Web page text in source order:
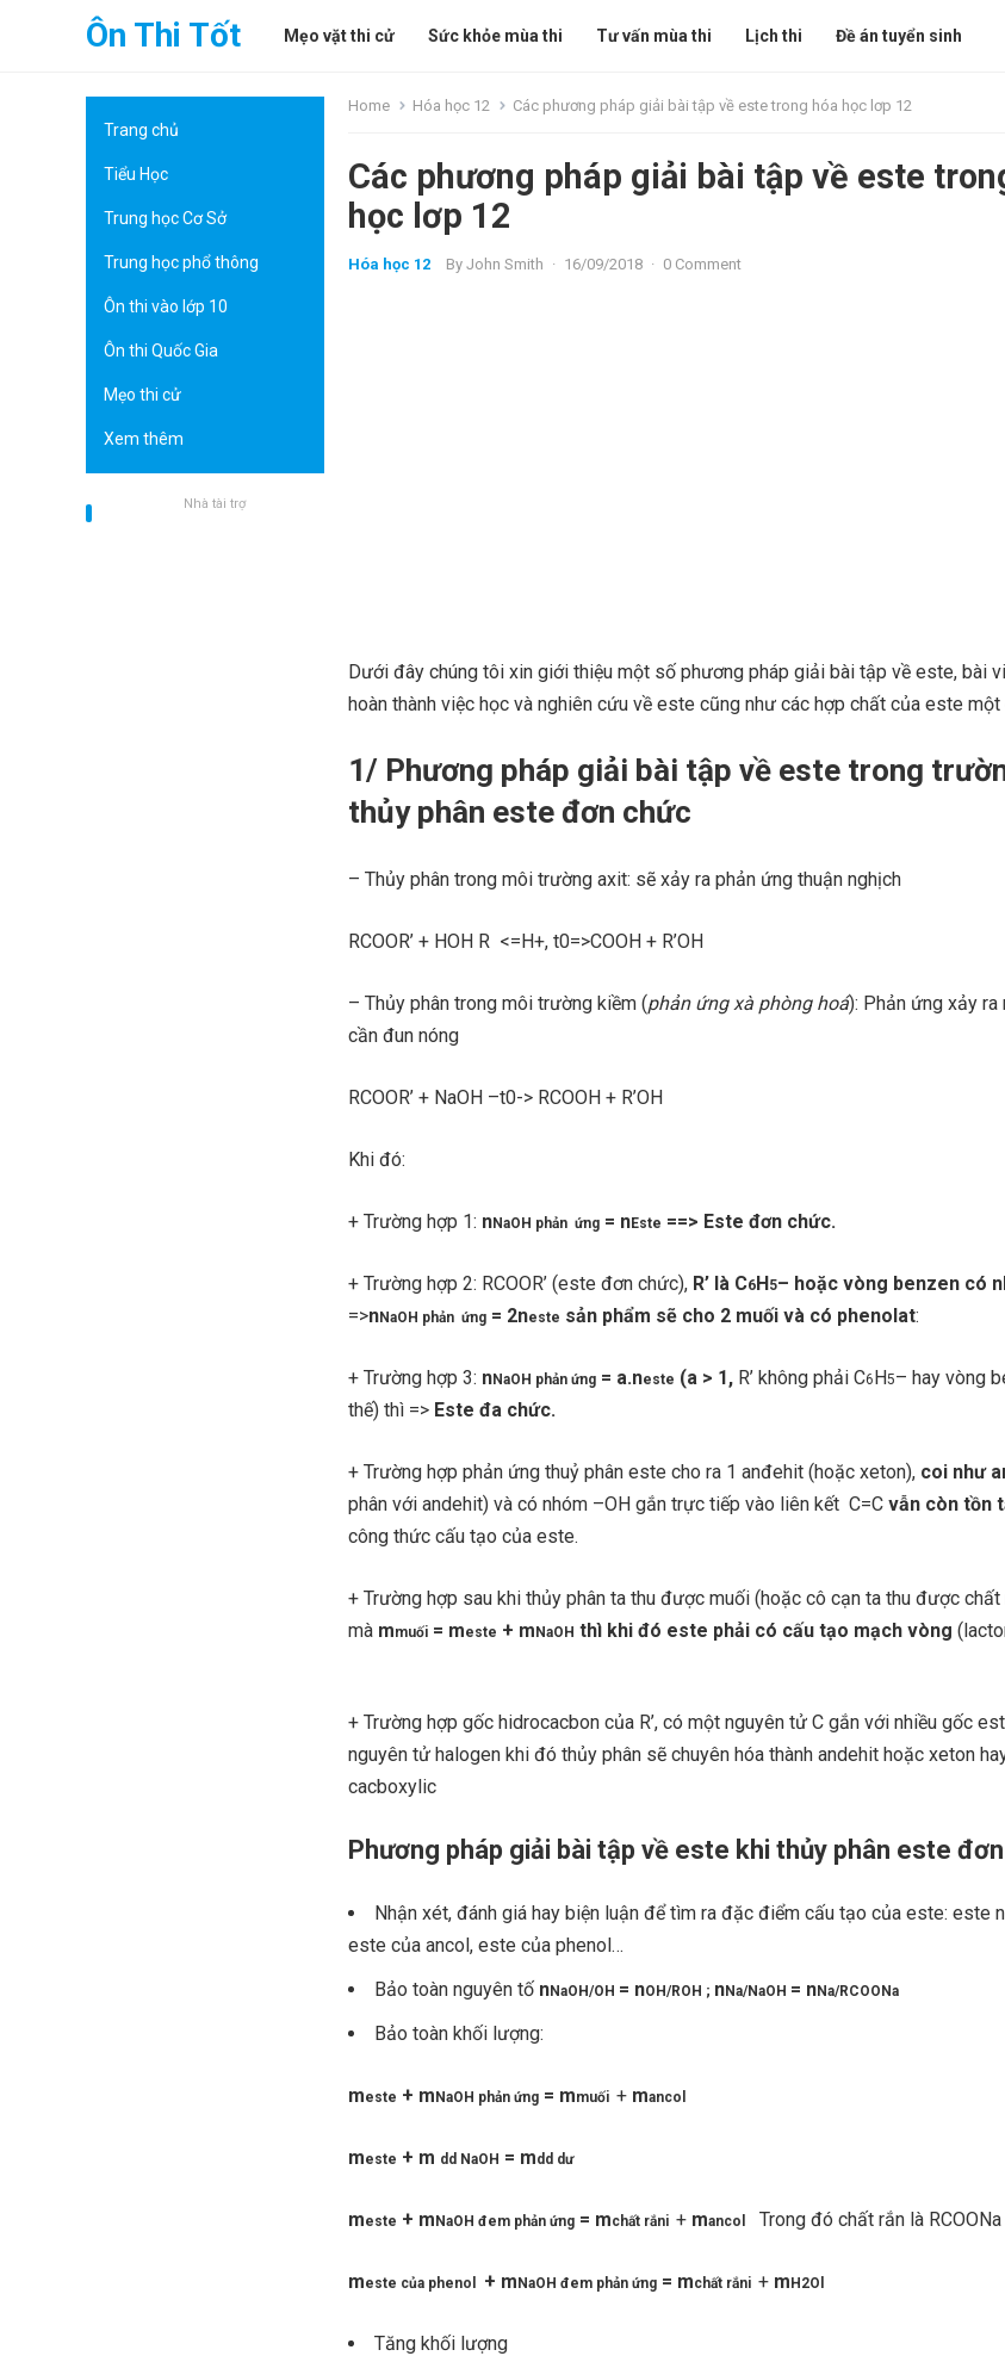
Ôn Thi Tốt Mẹo vặt thi cử Sức khỏe mùa thi Tư vấn mùa thi Lịch thi Đề án tuyển sinh
Trang chủ
Tiểu Học
Trung học Cơ Sở
Trung học phổ thông
Ôn thi vào lớp 10
Ôn thi Quốc Gia
Mẹo thi cử
Xem thêm
Nhà tài trợ
Home Hóa học 12 Các phương pháp giải bài tập về este trong hóa học lơp 12
Các phương pháp giải bài tập về este
học lơp 12
Hóa học 12 By John Smith · 16/09/2018 · 0 Comment
Dưới đây chúng tôi xin giới thiệu một số phương pháp giải bài tập về este, bài
hoàn thành việc học và nghiên cứu về este cũng như các hợp chất của este một
1/ Phương pháp giải bài tập về este trong
thủy phân este đơn chức
– Thủy phân trong môi trường axit: sẽ xảy ra phản ứng thuận nghịch
RCOOR’ + HOH R <=H+, t0=>COOH + R’OH
– Thủy phân trong môi trường kiềm (phản ứng xà phòng hoá): Phản ứng xảy ra
cần đun nóng
RCOOR’ + NaOH –t0-> RCOOH + R’OH
Khi đó:
+ Trường hợp 1: nNaOH phản ứng = nEste ==> Este đơn chức.
+ Trường hợp 2: RCOOR’ (este đơn chức), R’ là C6H5– hoặc vòng benzen có
=>nNaOH phản ứng = 2neste sản phẩm sẽ cho 2 muối và có phenolat:
+ Trường hợp 3: nNaOH phản ứng = a.neste (a > 1, R’ không phải C6H5– hay vòng
thế) thì => Este đa chức.
+ Trường hợp phản ứng thuỷ phân este cho ra 1 anđehit (hoặc xeton), coi như
phân với andehit) và có nhóm –OH gắn trực tiếp vào liên kết C=C vẫn còn tồn
công thức cấu tạo của este.
+ Trường hợp sau khi thủy phân ta thu được muối (hoặc cô cạn ta thu được chất
mà mmuối = meste + m NaOH thì khi đó este phải có cấu tạo mạch vòng
+ Trường hợp gốc hidrocacbon của R’, có một nguyên tử C gắn với nhiều gốc
nguyên tử halogen khi đó thủy phân sẽ chuyên hóa thành andehit hoặc xeton
cacboxylic
Phương pháp giải bài tập về este khi thủy phân este
Nhận xét, đánh giá hay biện luận để tìm ra đặc điểm cấu tạo của este: este
este của ancol, este của phenol…
Bảo toàn nguyên tố nNaOH/OH = nOH/ROH ; nNa/NaOH = nNa/RCOONa
Bảo toàn khối lượng:
meste + m NaOH phản ứng = mmuối + mancol
meste + m dd NaOH = mdd dư
meste + m NaOH đem phản ứng = mchất rắni + mancol Trong đó chất rắn là
meste của phenol + m NaOH đem phản ứng = mchất rắni + m H2Ol
Tăng khối lượng